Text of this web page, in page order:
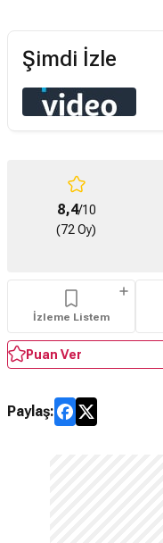
Şimdi İzle
8,4/10
(72 Oy)
İzleme Listem
Puan Ver
Paylaş: